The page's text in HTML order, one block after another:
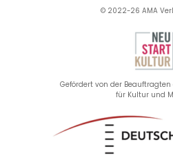
© 2022-26 AMA
Gefördert von der
für Kultur und